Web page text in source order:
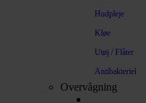
Hudpleje
Kløe
Utøj / Flåter
Antibakteriel
Overvågning